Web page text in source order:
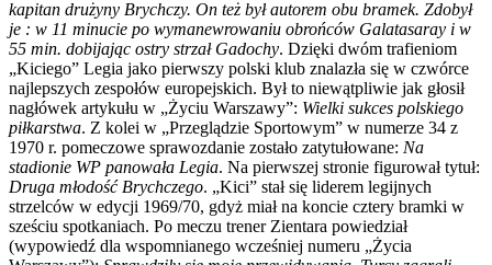
kapitan drużyny Brychczy. On też był autorem obu bramek. Zdobył
je : w 11 minucie po wymanewrowaniu obrońców Galatasaray i w
55 min. dobijając ostry strzał Gadochy. Dzięki dwóm trafieniom
„Kiciego” Legia jako pierwszy polski klub znalazła się w czwórce
najlepszych zespołów europejskich. Był to niewątpliwie jak głosił
nagłówek artykułu w „Życiu Warszawy”: Wielki sukces polskiego
piłkarstwa. Z kolei w „Przeglądzie Sportowym” w numerze 34 z
1970 r. pomeczowe sprawozdanie zostało zatytułowane: Na
stadionie WP panowała Legia. Na pierwszej stronie figurował tytuł:
Druga młodość Brychczego. „Kici” stał się liderem legijnych
strzelców w edycji 1969/70, gdyż miał na koncie cztery bramki w
sześciu spotkaniach. Po meczu trener Zientara powiedział
(wypowiedź dla wspomnianego wcześniej numeru „Życia